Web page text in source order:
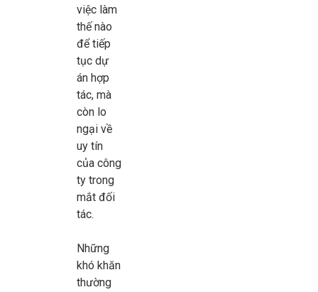
việc làm
thế nào
để tiếp
tục dự
án hợp
tác, mà
còn lo
ngại về
uy tín
của công
ty trong
mắt đối
tác.
Những
khó khăn
thường